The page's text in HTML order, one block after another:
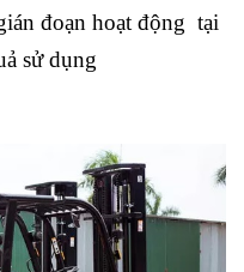
đoạn hoạt động tại
sử dụng